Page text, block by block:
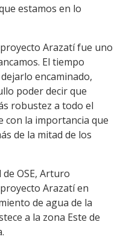
estamos en lo
Arazatí fue uno
El tiempo
encaminado,
poder decir que
robustez a todo el
con la importancia que
de la mitad de los
OSE, Arturo
Arazatí en
de agua de la
a la zona Este de